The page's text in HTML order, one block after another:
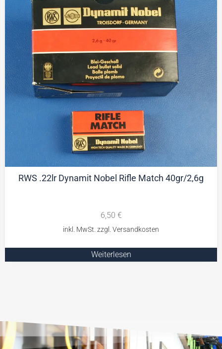
RWS .22lr Dynamit Nobel Rifle Match 40gr/2,6g
6,50 €
Weiterlesen